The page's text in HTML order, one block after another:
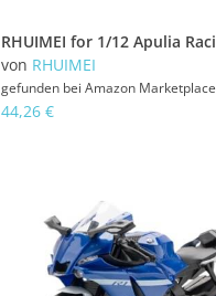
von RHUIMEI
gefunden bei Amazon Marketplace
44,26 €